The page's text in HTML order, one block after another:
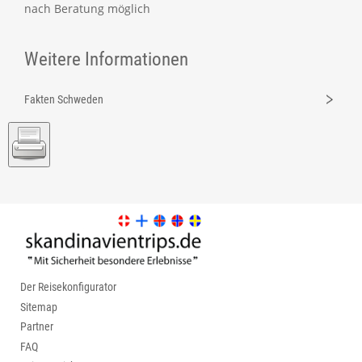
nach Beratung möglich
Weitere Informationen
Fakten Schweden
Der Reisekonfigurator
Sitemap
Partner
FAQ